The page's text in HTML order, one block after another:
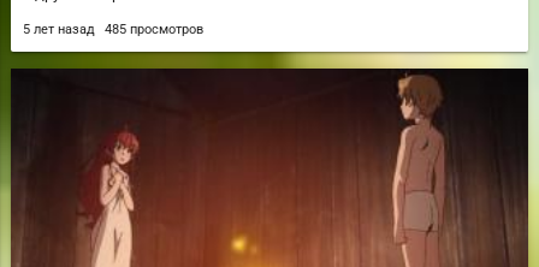
5 лет назад 485 просмотров